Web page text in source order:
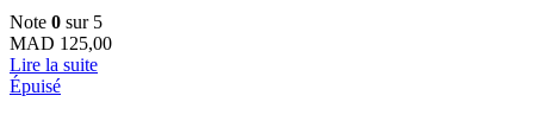
Note 0 sur 5
MAD 125,00
Lire la suite
Épuisé